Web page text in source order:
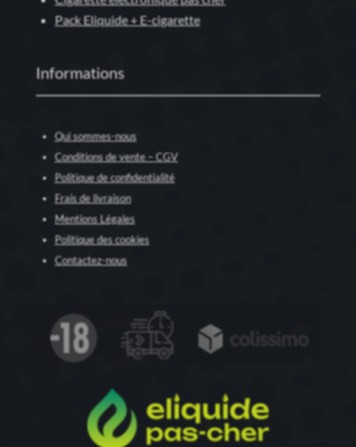
Pack Eliquide + E-cigarette
Informations
Qui sommes-nous
Conditions de vente – CGV
Politique de confidentialité
Frais de livraison
Mentions Légales
Politique des cookies
Contactez-nous